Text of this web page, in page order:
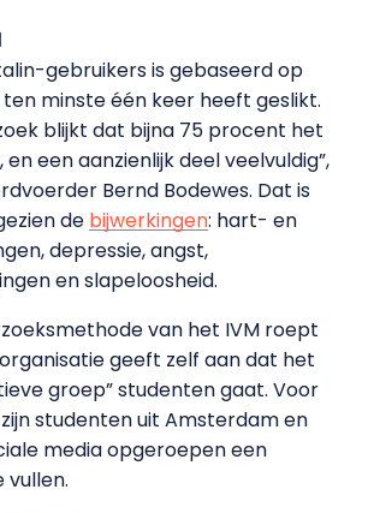
gebruikers is gebaseerd op
minste één keer heeft geslikt.
blijkt dat bijna 75 procent het
een aanzienlijk deel veelvuldig”,
Bernd Bodewes. Dat is
de bijwerkingen: hart- en
depressie, angst,
en slapeloosheid.
van het IVM roept
geeft zelf aan dat het
groep” studenten gaat. Voor
studenten uit Amsterdam en
media opgeroepen een
vullen.